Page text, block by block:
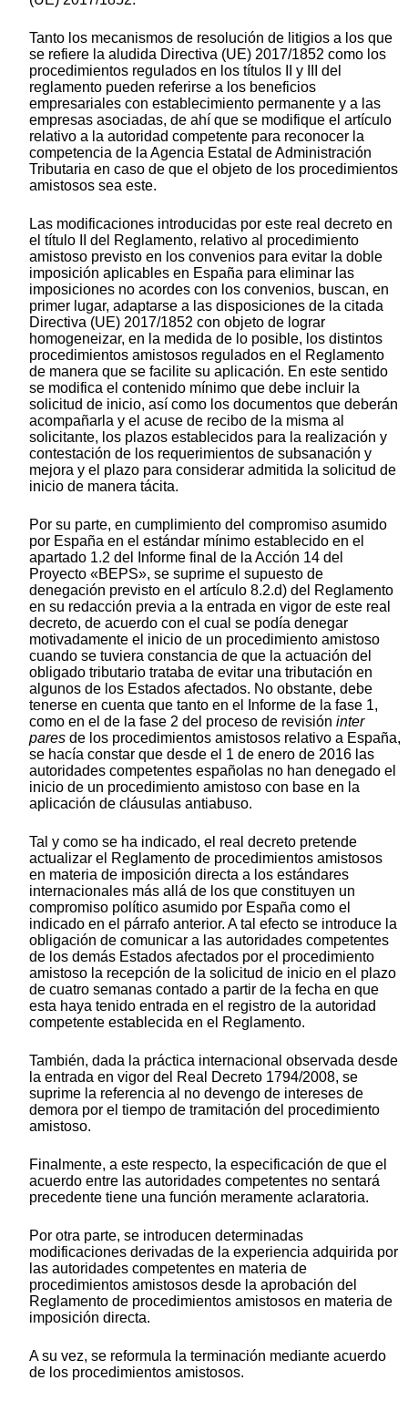
Tanto los mecanismos de resolución de litigios a los que
se refiere la aludida Directiva (UE) 2017/1852 como los
procedimientos regulados en los títulos II y III del
reglamento pueden referirse a los beneficios
empresariales con establecimiento permanente y a las
empresas asociadas, de ahí que se modifique el artículo
relativo a la autoridad competente para reconocer la
competencia de la Agencia Estatal de Administración
Tributaria en caso de que el objeto de los procedimientos
amistosos sea este.
Las modificaciones introducidas por este real decreto en
el título II del Reglamento, relativo al procedimiento
amistoso previsto en los convenios para evitar la doble
imposición aplicables en España para eliminar las
imposiciones no acordes con los convenios, buscan, en
primer lugar, adaptarse a las disposiciones de la citada
Directiva (UE) 2017/1852 con objeto de lograr
homogeneizar, en la medida de lo posible, los distintos
procedimientos amistosos regulados en el Reglamento
de manera que se facilite su aplicación. En este sentido
se modifica el contenido mínimo que debe incluir la
solicitud de inicio, así como los documentos que deberán
acompañarla y el acuse de recibo de la misma al
solicitante, los plazos establecidos para la realización y
contestación de los requerimientos de subsanación y
mejora y el plazo para considerar admitida la solicitud de
inicio de manera tácita.
Por su parte, en cumplimiento del compromiso asumido
por España en el estándar mínimo establecido en el
apartado 1.2 del Informe final de la Acción 14 del
Proyecto «BEPS», se suprime el supuesto de
denegación previsto en el artículo 8.2.d) del Reglamento
en su redacción previa a la entrada en vigor de este real
decreto, de acuerdo con el cual se podía denegar
motivadamente el inicio de un procedimiento amistoso
cuando se tuviera constancia de que la actuación del
obligado tributario trataba de evitar una tributación en
algunos de los Estados afectados. No obstante, debe
tenerse en cuenta que tanto en el Informe de la fase 1,
como en el de la fase 2 del proceso de revisión inter
pares de los procedimientos amistosos relativo a España,
se hacía constar que desde el 1 de enero de 2016 las
autoridades competentes españolas no han denegado el
inicio de un procedimiento amistoso con base en la
aplicación de cláusulas antiabuso.
Tal y como se ha indicado, el real decreto pretende
actualizar el Reglamento de procedimientos amistosos
en materia de imposición directa a los estándares
internacionales más allá de los que constituyen un
compromiso político asumido por España como el
indicado en el párrafo anterior. A tal efecto se introduce la
obligación de comunicar a las autoridades competentes
de los demás Estados afectados por el procedimiento
amistoso la recepción de la solicitud de inicio en el plazo
de cuatro semanas contado a partir de la fecha en que
esta haya tenido entrada en el registro de la autoridad
competente establecida en el Reglamento.
También, dada la práctica internacional observada desde
la entrada en vigor del Real Decreto 1794/2008, se
suprime la referencia al no devengo de intereses de
demora por el tiempo de tramitación del procedimiento
amistoso.
Finalmente, a este respecto, la especificación de que el
acuerdo entre las autoridades competentes no sentará
precedente tiene una función meramente aclaratoria.
Por otra parte, se introducen determinadas
modificaciones derivadas de la experiencia adquirida por
las autoridades competentes en materia de
procedimientos amistosos desde la aprobación del
Reglamento de procedimientos amistosos en materia de
imposición directa.
A su vez, se reformula la terminación mediante acuerdo
de los procedimientos amistosos.